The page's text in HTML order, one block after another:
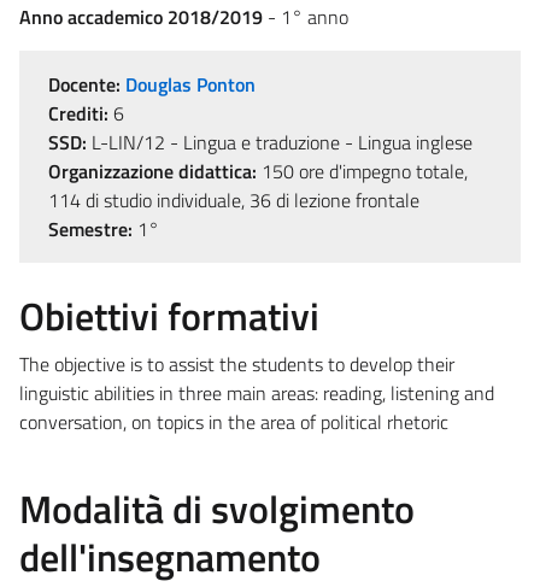
Anno accademico 2018/2019 - 1° anno
Docente: Douglas Ponton
Crediti: 6
SSD: L-LIN/12 - Lingua e traduzione - Lingua inglese
Organizzazione didattica: 150 ore d'impegno totale,
114 di studio individuale, 36 di lezione frontale
Semestre: 1°
Obiettivi formativi
The objective is to assist the students to develop their
linguistic abilities in three main areas: reading, listening and
conversation, on topics in the area of political rhetoric
Modalità di svolgimento
dell'insegnamento